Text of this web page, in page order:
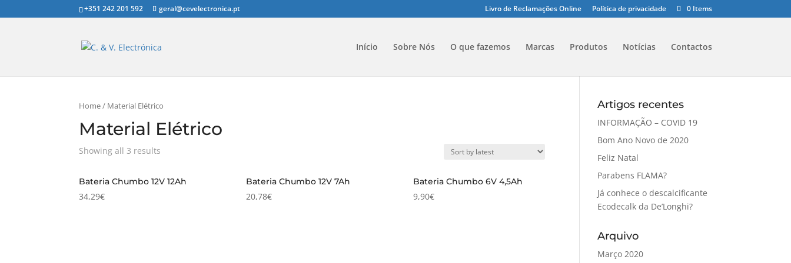
+351 242 201 592 geral@cevelectronica.pt Livro de Reclamações Online Política de privacidade 0 Items
Início Sobre Nós O que fazemos Marcas Produtos Notícias Contactos
Home/ Material Elétrico
Material Elétrico
Showing all 3 results
Bateria Chumbo 12V 12Ah
34,29€
Bateria Chumbo 12V 7Ah
20,78€
Bateria Chumbo 6V 4,5Ah
9,90€
Artigos recentes
INFORMAÇÃO – COVID 19
Bom Ano Novo de 2020
Feliz Natal
Parabens FLAMA?
Já conhece o descalcificante
Ecodecalk da De’Longhi?
Arquivo
Março 2020